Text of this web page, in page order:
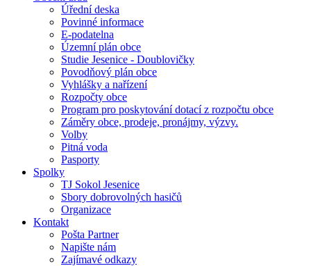
Úřední deska
Povinné informace
E-podatelna
Územní plán obce
Studie Jesenice - Doublovičky
Povodňový plán obce
Vyhlášky a nařízení
Rozpočty obce
Program pro poskytování dotací z rozpočtu obce
Záměry obce, prodeje, pronájmy, výzvy.
Volby
Pitná voda
Pasporty
Spolky
TJ Sokol Jesenice
Sbory dobrovolných hasičů
Organizace
Kontakt
Pošta Partner
Napište nám
Zajímavé odkazy